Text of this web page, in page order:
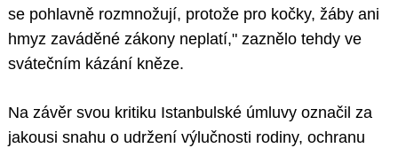
se pohlavně rozmnožují, protože pro kočky, žáby ani
hmyz zaváděné zákony neplatí," zaznělo tehdy ve
svátečním kázání kněze.
Na závěr svou kritiku Istanbulské úmluvy označil za
jakousi snahu o udržení výlučnosti rodiny, ochranu